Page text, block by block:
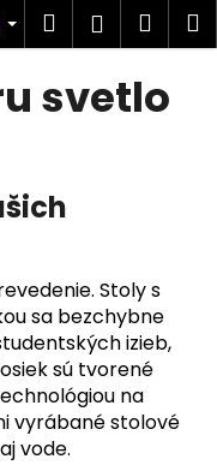
Hľadať
svetlo
Stoly s
sa bezchybne
izieb,
sú tvorené
na
vyrábané stolové
vode.